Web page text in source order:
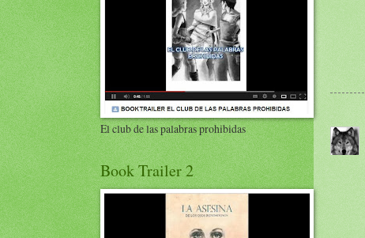
El club de las palabras prohibidas
Book Trailer 2